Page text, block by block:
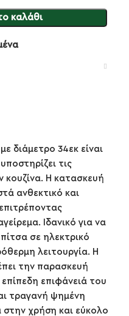
καλάθι
διάμετρο 34εκ είναι
τις
κουζίνα. Η κατασκευή
ανθεκτικό και
Ιδανικό για να
σε ηλεκτρικό
λειτουργία. Η
την παρασκευή
επιφάνειά του
τραγανή ψημένη
χρήση και εύκολο